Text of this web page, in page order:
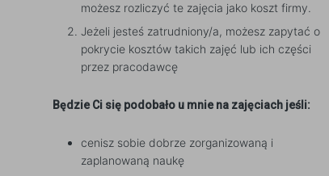
możesz rozliczyć te zajęcia jako koszt firmy.
Jeżeli jesteś zatrudniony/a, możesz zapytać o
pokrycie kosztów takich zajęć lub ich części
przez pracodawcę
Będzie Ci się podobało u mnie na zajęciach jeśli:
cenisz sobie dobrze zorganizowaną i
zaplanowaną naukę